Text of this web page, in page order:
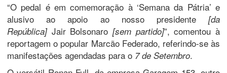
“O pedal é em comemoração à ‘Semana da Pátria’ e
alusivo ao apoio ao nosso presidente [da
República]Jair Bolsonaro [sem partido]”, comentou à
reportagem o popular Marcão Federado, referindo-se às
manifestações agendadas para o 7 de Setembro.